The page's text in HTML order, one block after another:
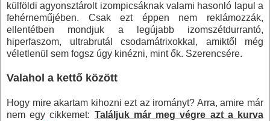
külföldi agyonsztárolt izompicsáknak valami hasonló lapul a
fehérneműjében. Csak ezt éppen nem reklámozzák,
ellentétben mondjuk a legújabb izomszétdurrantó,
hiperfaszom, ultrabrutál csodamátrixokkal, amiktől még
véletlenül sem fogsz úgy kinézni, mint ők. Szerencsére.
Valahol a kettő között
Hogy mire akartam kihozni ezt az irományt? Arra, amire már
nem egy cikkemet: Találjuk már meg végre azt a kurva